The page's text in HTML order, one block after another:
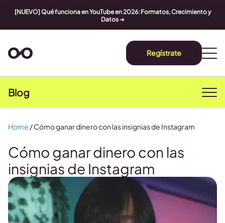
[NUEVO] Qué funciona en YouTube en 2026: Formatos, Crecimiento y
Datos➔
Regístrate
Blog
Cómo ganar dinero con las
insignias de Instagram
Home /Cómo ganar dinero con las insignias de Instagram